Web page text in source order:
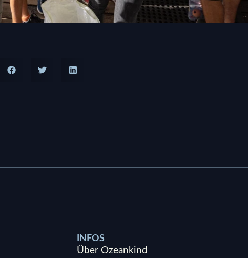
INFOS
Über Ozeankind